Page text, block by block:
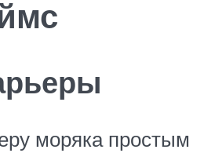
моряка простым